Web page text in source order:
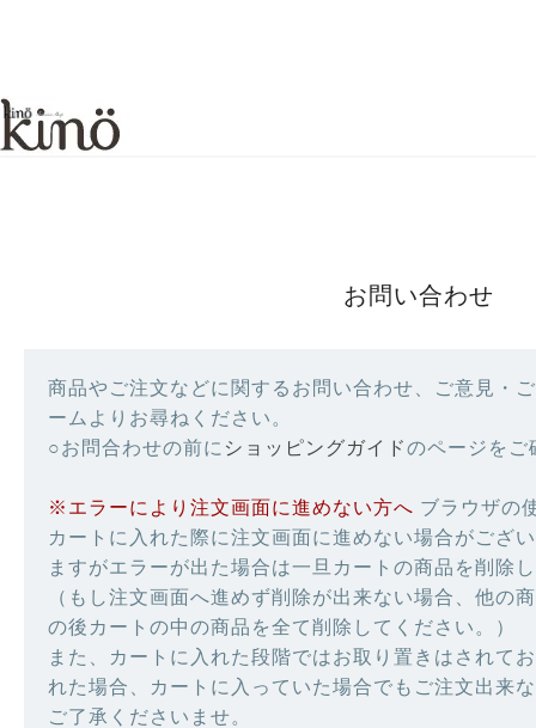
お問い合わせ
商品やご注文などに関するお問い合わせ、ご意見・
ームよりお尋ねください。
○お問合わせの前に ショッピングガイドのページをご
※エラーにより注文画面に進めない方へ ブラウザの
カートに入れた際に注文画面に進めない場合がござ
ますがエラーが出た場合は一旦カートの商品を削除
（もし注文画面へ進めず削除が出来ない場合、他の
の後カートの中の商品を全て削除してください。）
また、カートに入れた段階ではお取り置きはされて
れた場合、カートに入っていた場合でもご注文出来
ご了承くださいませ。